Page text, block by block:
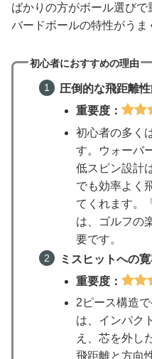
ばかりの方がボール選び
バードボールの特性がうま
初心者におすすめの理由
圧倒的な飛距離
重要度：
初心者の多く
す。ウォーバ
低スピン設計
でも効率よく
てくれます。
は、ゴルフの
要です。
ミスヒットへの
重要度：
2ピース構造
は、インパク
え、芯を外し
飛距離と方向